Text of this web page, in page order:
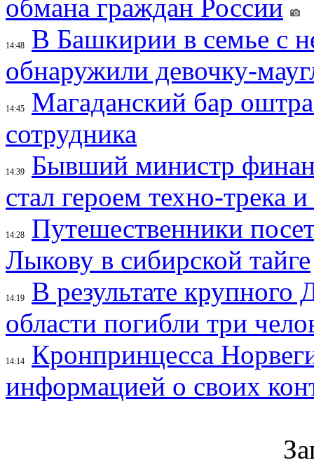
обмана граждан России
14:48
В Башкирии в семье с
обнаружили девочку-
14:45
Магаданский бар
сотрудника
14:39
Бывший министр
стал героем техно-трека
14:28
Путешественники
Лыкову в сибирской тайге
14:19
В результате крупного
области погибли три
14:14
Кронпринцесса
информацией о своих